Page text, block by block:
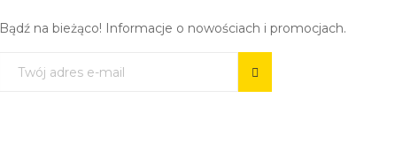
Bądź na bieżąco! Informacje o nowościach i promocjach.